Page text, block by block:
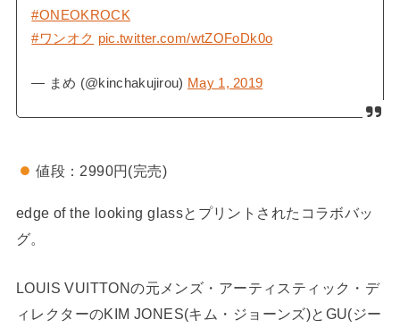
#ONEOKROCK
#ワンオク pic.twitter.com/wtZOFoDk0o
— まめ (@kinchakujirou) May 1, 2019
値段：2990円(完売)
edge of the looking glassとプリントされたコラボバッ
グ。
LOUIS VUITTONの元メンズ・アーティスティック・デ
ィレクターのKIM JONES(キム・ジョーンズ)とGU(ジー